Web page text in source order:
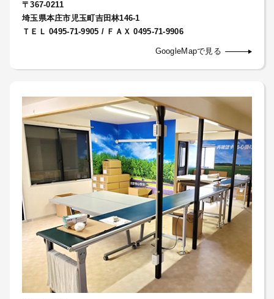
〒367-0211
埼玉県本庄市児玉町吉田林146-1
ＴＥＬ 0495-71-9905 / ＦＡＸ 0495-71-9906
GoogleMapで見る